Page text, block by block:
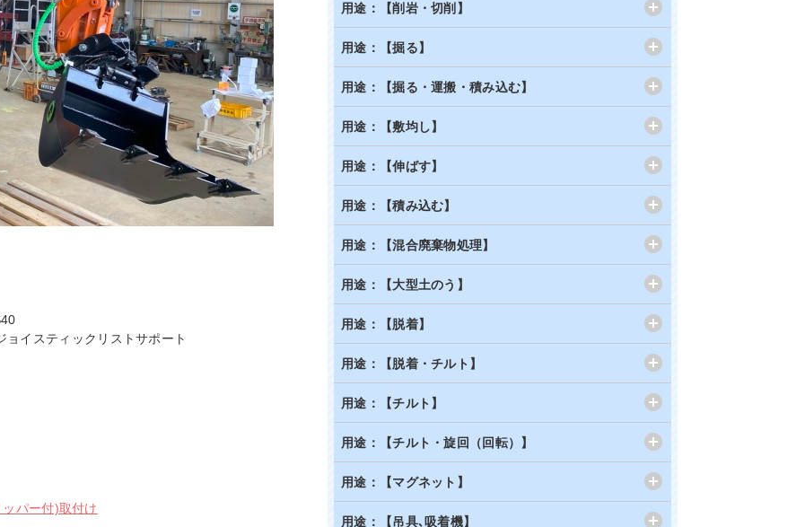
イスティックリストサポート
パー付)取付け
用途：【削岩・切削】
用途：【掘る】
用途：【掘る・運搬・積み込む】
用途：【敷均し】
用途：【伸ばす】
用途：【積み込む】
用途：【混合廃棄物処理】
用途：【大型土のう】
用途：【脱着】
用途：【脱着・チルト】
用途：【チルト】
用途：【チルト・旋回（回転）】
用途：【マグネット】
用途：【吊具､吸着機】